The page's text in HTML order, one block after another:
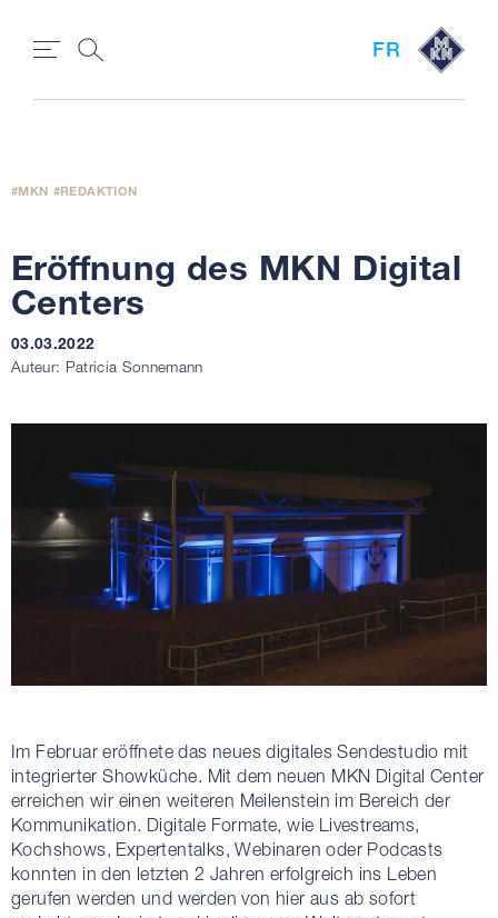
FR
MKN REDAKTION
Eröffnung des MKN Digital
Centers
03.03.2022
Auteur: Patricia Sonnemann
Im Februar eröffnete das neues digitales Sendestudio mit
integrierter Showküche. Mit dem neuen MKN Digital Center
erreichen wir einen weiteren Meilenstein im Bereich der
Kommunikation. Digitale Formate, wie Livestreams,
Kochshows, Expertentalks, Webinaren oder Podcasts
konnten in den letzten 2 Jahren erfolgreich ins Leben
gerufen werden und werden von hier aus ab sofort